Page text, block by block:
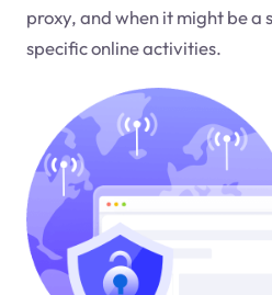
proxy, and when it might be a
specific online activities.